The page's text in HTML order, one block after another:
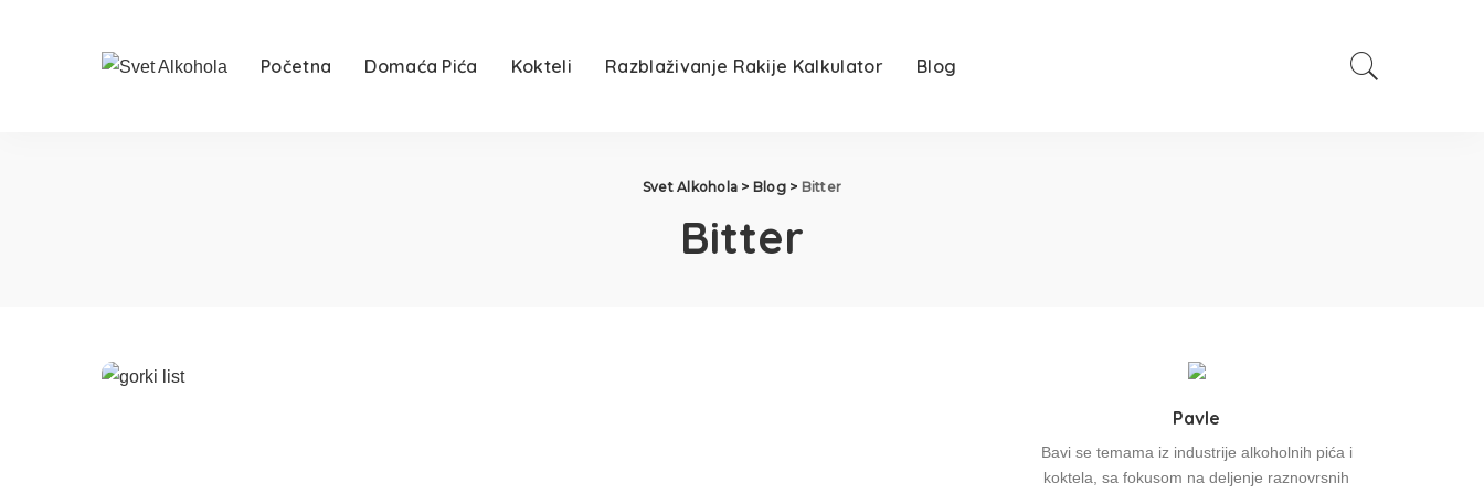
Početna Domaća Pića Kokteli Razblaživanje Rakije Kalkulator Blog
Svet Alkohola > Blog> Bitter
Bitter
Pavle
Bavi se temama iz industrije alkoholnih pića i
koktela, sa fokusom na deljenje raznovrsnih